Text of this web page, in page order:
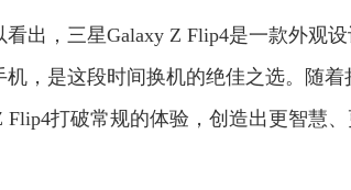
看出，三星Galaxy Z Flip4是一款外观
机，是这段时间换机的绝佳之选。随
Flip4打破常规的体验，创造出更智慧、